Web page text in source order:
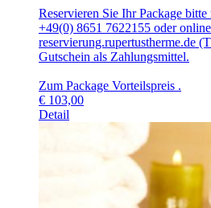
Reservieren Sie Ihr Package
+49(0) 8651 7622155 oder
reservierung.rupertustherme.de
Gutschein als Zahlungsmittel.
Zum Package Vorteilspreis .
€ 103,00
Detail